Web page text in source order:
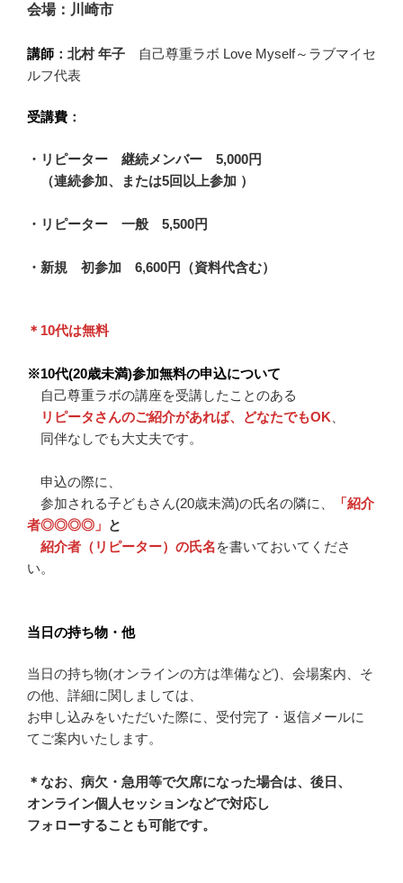
会場：川崎市
講師 ：北村 年子
自己尊重ラボ Love Myself～ラブマイセ
ルフ代表
受講費 ：
・リピーター 継続メンバー 5,000円
（連続参加、または5回以上参加 ）
・リピーター 一般 5,500円
・新規 初参加 6,600円（資料代含む）
＊10代は無料
※10代(20歳未満)参加無料の申込について
自己尊重ラボの講座を受講したことのある
リピータさんのご紹介があれば、どなたでもOK
同伴なしでも大丈夫です。
申込の際に、
参加される子どもさん(20歳未満)の氏名の隣に、
「紹介
者◎◎◎◎」 と
紹介者（リピーター）の氏名を書いておいてくださ
い。
当日の持ち物・他
当日の持ち物(オンラインの方は準備など)、会場案内、そ
の他、詳細に関しましては、
お申し込みをいただいた際に、受付完了・返信メールに
てご案内いたします。
＊なお、病欠・急用等で欠席になった場合は、後日、
オンライン個人セッションなどで対応し
フォローすることも可能です。